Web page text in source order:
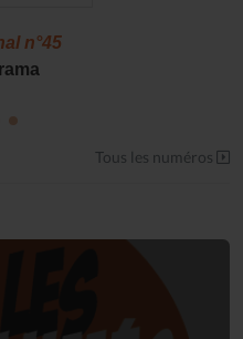
n°45
Tous les numéros